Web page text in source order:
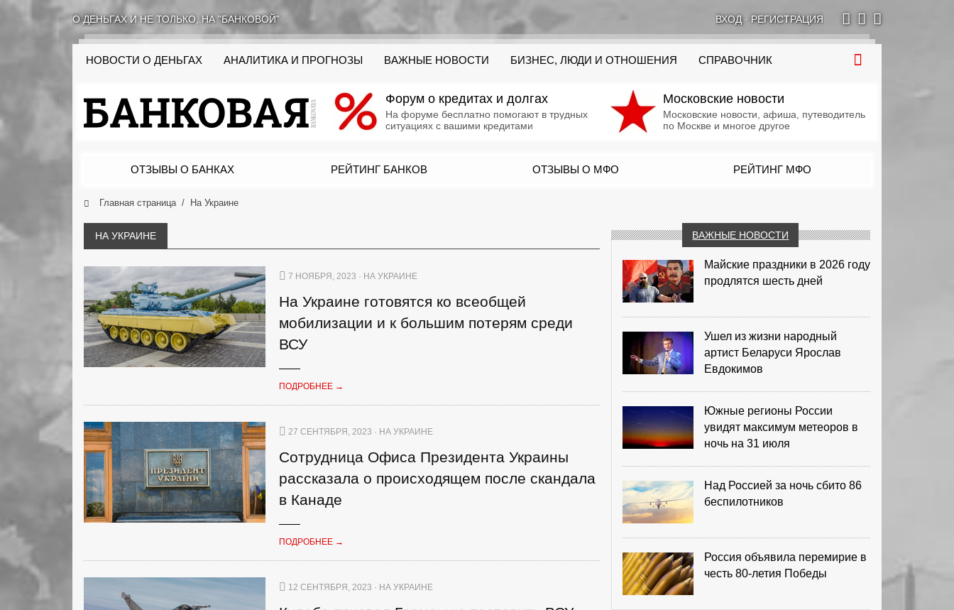
О ДЕНЬГАХ И НЕ ТОЛЬКО, НА "БАНКОВОЙ" ВХОД· РЕГИСТРАЦИЯ
НОВОСТИ О ДЕНЬГАХ АНАЛИТИКА И ПРОГНОЗЫ ВАЖНЫЕ НОВОСТИ БИЗНЕС, ЛЮДИ И ОТНОШЕНИЯ СПРАВОЧНИК
Форум о кредитах и долгах
На форуме бесплатно помогают в трудных
ситуациях с вашими кредитами
Московские новости
Московские новости, афиша, путеводитель
по Москве и многое другое
ОТЗЫВЫ О БАНКАХ РЕЙТИНГ БАНКОВ ОТЗЫВЫ О МФО РЕЙТИНГ МФО
Главная страница На Украине
НА УКРАИНЕ
7 НОЯБРЯ, 2023 · НА УКРАИНЕ
На Украине готовятся ко всеобщей
мобилизации и к большим потерям среди
ВСУ
ПОДРОБНЕЕ →
27 СЕНТЯБРЯ, 2023 · НА УКРАИНЕ
Сотрудница Офиса Президента Украины
рассказала о происходящем после скандала
в Канаде
ПОДРОБНЕЕ →
12 СЕНТЯБРЯ, 2023 · НА УКРАИНЕ
ВАЖНЫЕ НОВОСТИ
Майские праздники в 2026 году
продлятся шесть дней
Ушел из жизни народный
артист Беларуси Ярослав
Евдокимов
Южные регионы России
увидят максимум метеоров в
ночь на 31 июля
Над Россией за ночь сбито 86
беспилотников
Россия объявила перемирие в
честь 80-летия Победы